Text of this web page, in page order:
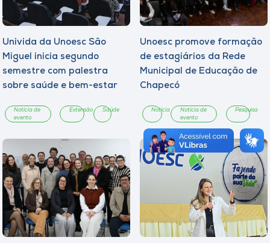
Univida da Unoesc São
Miguel inicia segundo
semestre com palestra
sobre saúde e bem-estar
Notícia de
evento
Extensão Saúde
Unoesc promove formação
de estagiários da Rede
Municipal de Educação de
Chapecó
Notícia
Notícia de
evento
Pesquisa